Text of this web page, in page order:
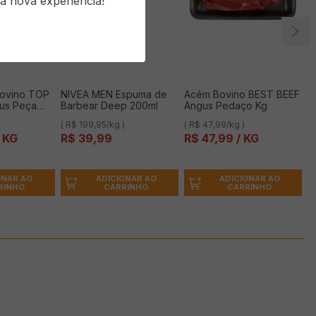
TOP
Peça
AO
NIVEA MEN Espuma de
Barbear Deep 200ml
( R$ 199,95/kg )
R$ 39,99
ADICIONAR AO
CARRINHO
Acém Bovino BEST BEEF
Angus Pedaço Kg
( R$ 47,99/kg )
R$ 47,99 / KG
ADICIONAR AO
CARRINHO